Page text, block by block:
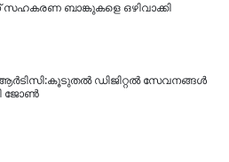
ബാങ്കുകളെ ഒഴിവാക്കി
ഡിജിറ്റൽ സേവനങ്ങൾ
ജോൺ